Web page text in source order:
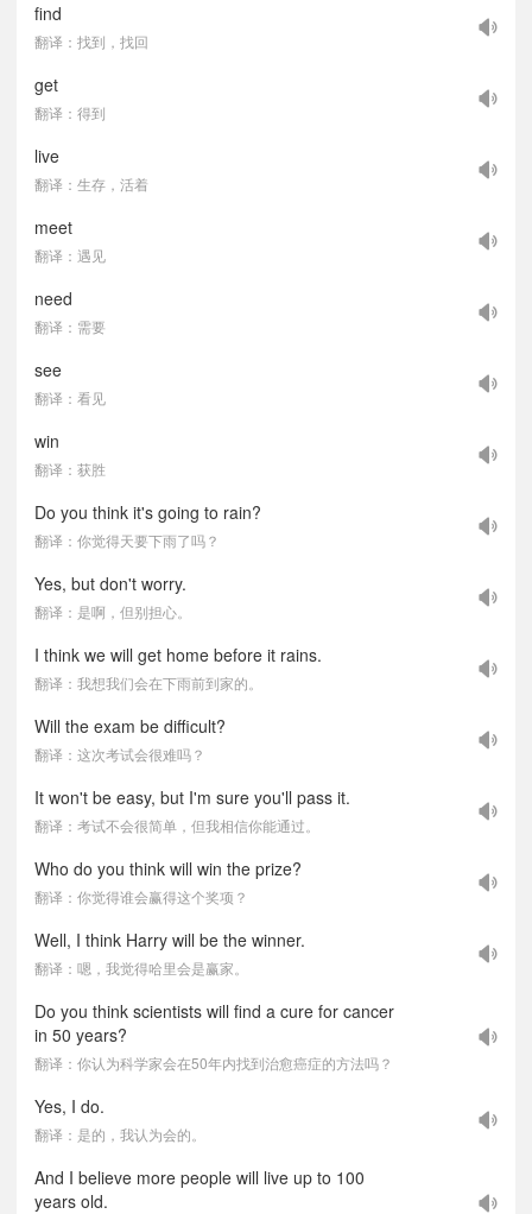
find
翻译：找到，找回
get
翻译：得到
live
翻译：生存，活着
meet
翻译：遇见
need
翻译：需要
see
翻译：看见
win
翻译：获胜
Do you think it's going to rain?
翻译：你觉得天要下雨了吗？
Yes, but don't worry.
翻译：是啊，但别担心。
I think we will get home before it rains.
翻译：我想我们会在下雨前到家的。
Will the exam be difficult?
翻译：这次考试会很难吗？
It won't be easy, but I'm sure you'll pass it.
翻译：考试不会很简单，但我相信你能通过。
Who do you think will win the prize?
翻译：你觉得谁会赢得这个奖项？
Well, I think Harry will be the winner.
翻译：嗯，我觉得哈里会是赢家。
Do you think scientists will find a cure for cancer
in 50 years?
翻译：你认为科学家会在50年内找到治愈癌症的方法吗？
Yes, I do.
翻译：是的，我认为会的。
And I believe more people will live up to 100
years old.